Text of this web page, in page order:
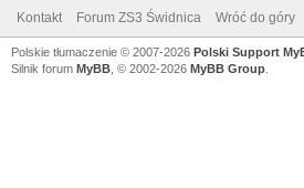
Kontakt Forum ZS3 Świdnica Wróć do góry
Polskie tłumaczenie © 2007-2026 Polski Support
Silnik forum MyBB , © 2002-2026 MyBB Group